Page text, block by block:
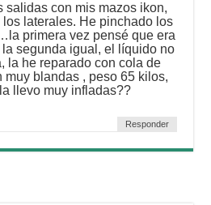
salidas con mis mazos ikon,
los laterales. He pinchado los
primera vez pensé que era
la segunda igual, el líquido no
la he reparado con cola de
muy blandas , peso 65 kilos,
llevo muy infladas??
Responder